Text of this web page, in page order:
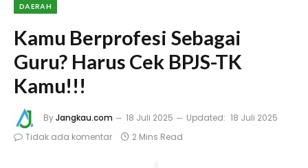
DAERAH
Kamu Berprofesi Sebagai
Guru? Harus Cek BPJS-TK
Kamu!!!
ByJangkau.com 18 Juli 2025 Updated: 18 Juli 2025
Tidak ada komentar
2 Mins Read